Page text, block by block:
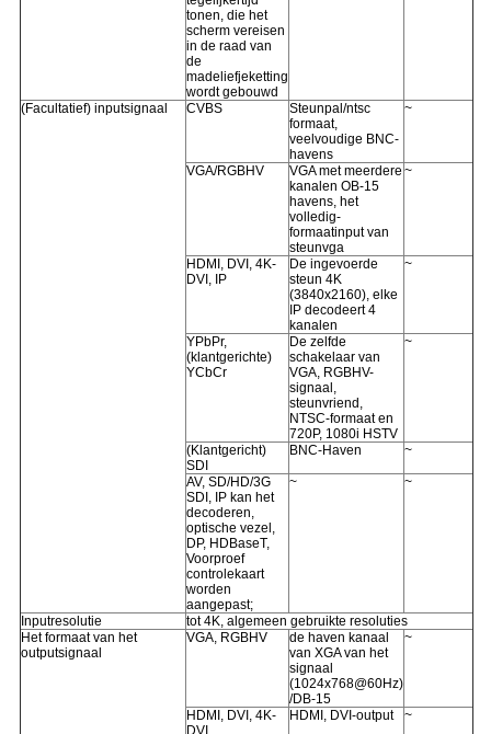
tonen, die het
scherm vereisen
in de raad van
de
madeliefjeketting
wordt gebouwd
(Facultatief) inputsignaal
CVBS
Steunpal/ntsc
formaat,
veelvoudige BNC-
havens
~
VGA/RGBHV
VGA met meerdere
kanalen OB-15
havens, het
volledig-
formaatinput van
steunvga
~
HDMI, DVI, 4K-
DVI, IP
De ingevoerde
steun 4K
(3840x2160), elke
IP decodeert 4
kanalen
~
YPbPr,
(klantgerichte)
YCbCr
De zelfde
schakelaar van
VGA, RGBHV-
signaal,
steunvriend,
NTSC-formaat en
720P, 1080i HSTV
~
(Klantgericht)
SDI
BNC-Haven ~
AV, SD/HD/3G
SDI, IP kan het
decoderen,
optische vezel,
DP, HDBaseT,
Voorproef
controlekaart
worden
aangepast;
~ ~
Inputresolutie
tot 4K, algemeen gebruikte resoluties
Het formaat van het
outputsignaal
VGA, RGBHV
de haven kanaal
van XGA van het
signaal
(1024x768@60Hz)
/DB-15
~
HDMI, DVI, 4K-
HDMI, DVI-output ~